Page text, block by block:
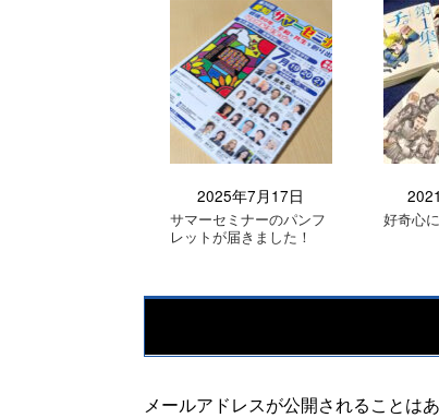
2025年7月17日
サマーセミナーのパンフ
レットが届きました！
好奇心
メールアドレスが公開されることはあ